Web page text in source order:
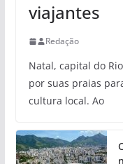
viajantes
Redação
Natal, capital do
por suas praias
cultura local. Ao